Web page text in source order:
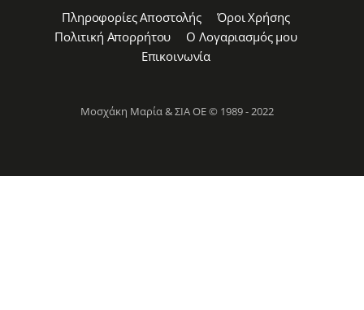
Πληροφορίες Αποστολής
Όροι Χρήσης
Πολιτική Απορρήτου
Ο Λογαριασμός μου
Επικοινωνία
Μοσχάκη Μαρία & ΣΙΑ ΟΕ © 1989 - 2022